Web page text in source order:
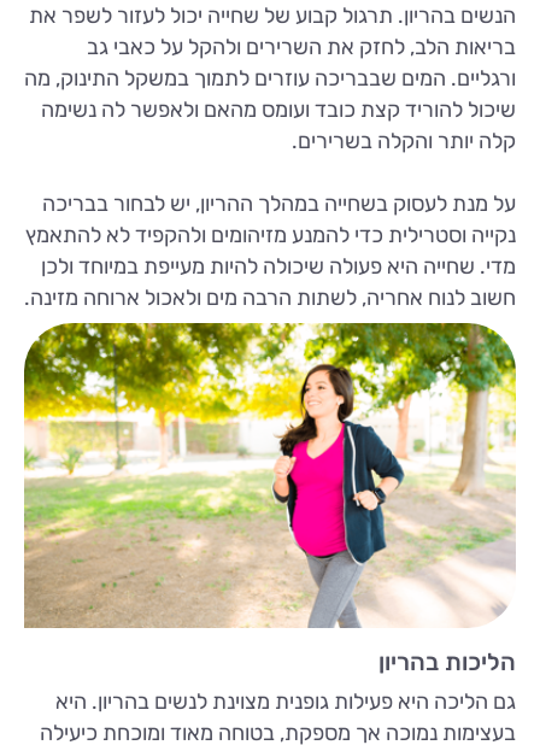
הנשים בהריון. תרגול קבוע של שחייה יכול לעזור לשפר את
בריאות הלב, לחזק את השרירים ולהקל על כאבי גב
ורגליים. המים שבבריכה עוזרים לתמוך במשקל התינוק, מה
שיכול להוריד קצת כובד ועומס מהאם ולאפשר לה נשימה
קלה יותר והקלה בשרירים.
על מנת לעסוק בשחייה במהלך ההריון, יש לבחור בבריכה
נקייה וסטרילית כדי להמנע מזיהומים ולהקפיד לא להתאמץ
מדי. שחייה היא פעולה שיכולה להיות מעייפת במיוחד ולכן
חשוב לנוח אחריה, לשתות הרבה מים ולאכול ארוחה מזינה.
הליכות בהריון
גם הליכה היא פעילות גופנית מצוינת לנשים בהריון. היא
בעצימות נמוכה אך מספקת, בטוחה מאוד ומוכחת כיעילה